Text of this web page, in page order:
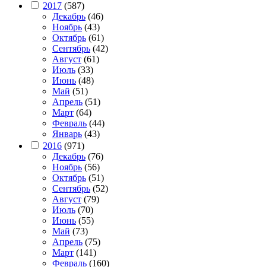
2017 (587)
Декабрь (46)
Ноябрь (43)
Октябрь (61)
Сентябрь (42)
Август (61)
Июль (33)
Июнь (48)
Май (51)
Апрель (51)
Март (64)
Февраль (44)
Январь (43)
2016 (971)
Декабрь (76)
Ноябрь (56)
Октябрь (51)
Сентябрь (52)
Август (79)
Июль (70)
Июнь (55)
Май (73)
Апрель (75)
Март (141)
Февраль (160)